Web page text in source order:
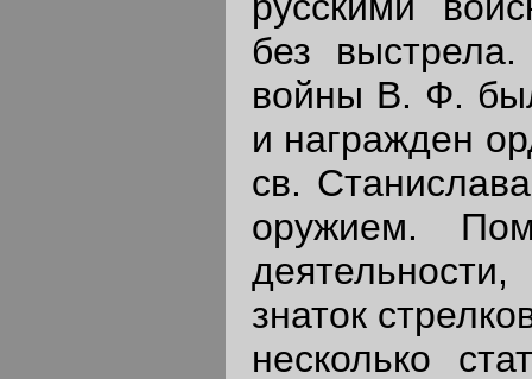
без
войны В. Ф.
и награжден
св.
оружием.
знаток
несколько